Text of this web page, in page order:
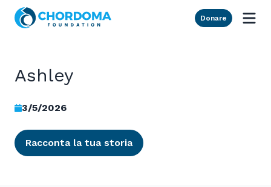
Skip to Main Content
Donare
Ashley
3/5/2026
Racconta la tua storia